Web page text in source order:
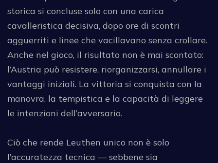
storica si concluse solo con una carica
cavalleristica decisiva, dopo ore di scontri
agguerriti e linee che vacillavano senza crollare.
Anche nel gioco, il risultato non è mai scontato:
l’Austria può resistere, riorganizzarsi, annullare i
vantaggi iniziali. La vittoria si conquista con la
manovra, la tempistica e la capacità di leggere
le intenzioni dell’avversario.
Ciò che rende Leuthen unico non è solo
l’accuratezza tecnica — sebbene sia